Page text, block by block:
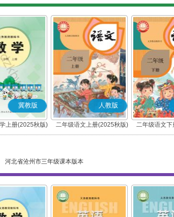
冀教版
上册(2025秋版)
人教版
二年级语文上册(2025秋版)
(部编版)
二年级语文
(部
河北省沧州市三年级课本版本